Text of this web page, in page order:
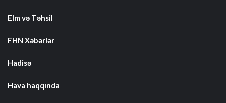
Elm və Təhsil
FHN Xəbərlər
Hadisə
Hava haqqında